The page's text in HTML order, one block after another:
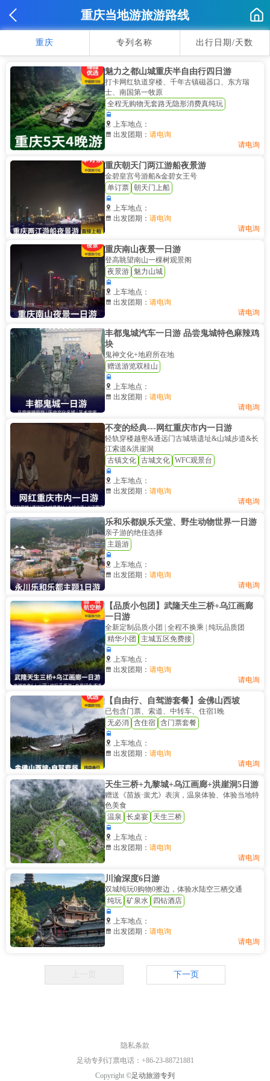
重庆当地游旅游路线
重庆 专列名称 出行日期/天数
魅力之都山城重庆半自由行四日游
打卡网红轨道穿楼、千年古镇磁器口、东方瑞
士、南国第一牧原
全程无购物无套路无隐形消费真纯玩

 上车地点：
 出发团期：请电询
请电询
重庆朝天门两江游船夜景游
金碧皇宫号游船&金碧女王号
单订票 朝天门上船

 上车地点：
 出发团期：请电询
请电询
重庆南山夜景一日游
登高眺望南山一棵树观景阁
夜景游
魅力山城

 上车地点：
 出发团期：请电询
请电询
丰都鬼城汽车一日游 品尝鬼城特色麻辣鸡
块
鬼神文化+地府所在地
赠送游览双桂山

 上车地点：
 出发团期：请电询
请电询
不变的经典---网红重庆市内一日游
轻轨穿楼越壑&通远门古城墙遗址&山城步道&长
江索道&洪崖洞
古镇文化 古城文化 WFC观景台

 上车地点：
 出发团期：请电询
请电询
乐和乐都娱乐天堂、野生动物世界一日游
亲子游的绝佳选择
主题游

 上车地点：
 出发团期：请电询
请电询
【品质小包团】武隆天生三桥+乌江画廊
一日游
全新定制品质小团 | 全程不换乘 | 纯玩品质团
精华小团
主城五区免费接

 上车地点：
 出发团期：请电询
请电询
【自由行、自驾游套餐】金佛山西坡
已包含门票、索道、中转车、住宿1晚
无必消 含住宿 含门票套餐

 上车地点：
 出发团期：请电询
请电询
天生三桥+九黎城+乌江画廊+洪崖洞5日游
赠送《苗族·蚩尤》表演，温泉体验、体验当地特
色美食
温泉
长桌宴 天生三桥

 上车地点：
 出发团期：请电询
请电询
川渝深度6日游
双城纯玩0购物0擦边，体验水陆空三栖交通
纯玩 矿泉水 四钻酒店

 上车地点：
 出发团期：请电询
请电询
下一页
隐私条款
足动专列订票电话：+86-23-88721881
Copyright ©足动旅游专列